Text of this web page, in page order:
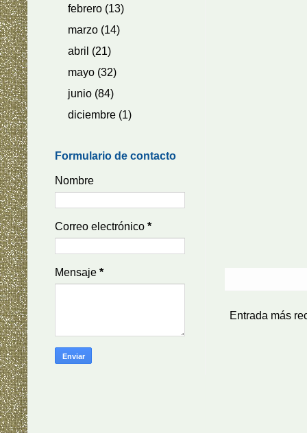
Entrada más
febrero (13)
marzo (14)
abril (21)
mayo (32)
junio (84)
diciembre (1)
Formulario de contacto
Nombre
Correo electrónico *
Mensaje *